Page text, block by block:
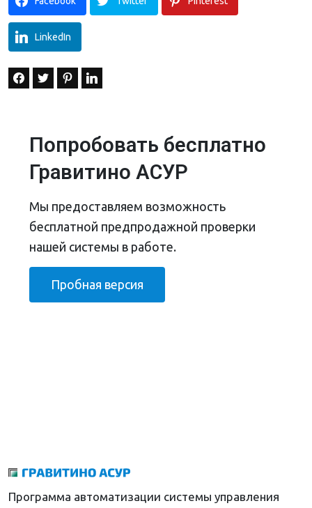
LinkedIn
Попробовать бесплатно
Гравитино АСУР
Мы предоставляем возможность
бесплатной предпродажной проверки
нашей системы в работе.
Пробная версия
Программа автоматизации системы управления